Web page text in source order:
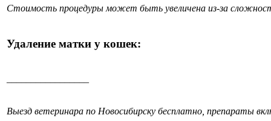
Стоимость процедуры может быть увеличена из-за
Удаление матки у кошек:
Выезд ветеринара по Новосибирску бесплатно, препараты